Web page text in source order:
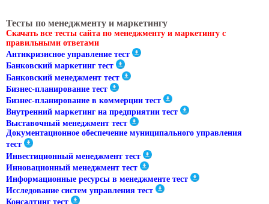
Тесты по менеджменту и маркетингу
Скачать все тесты сайта по менеджменту и маркетингу с
правильными ответами
Антикризисное управление тест
Банковский маркетинг тест
Банковский менеджмент тест
Бизнес-планирование тест
Бизнес-планирование в коммерции тест
Внутренний маркетинг на предприятии тест
Выставочный менеджмент тест
Документационное обеспечение муниципального управления
тест
Инвестиционный менеджмент тест
Инновационный менеджмент тест
Информационные ресурсы в менеджменте тест
Исследование систем управления тест
Консалтинг тест